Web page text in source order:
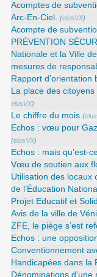
Acomptes de
Arc-En-Ciel. (elusVX)
Acompte de
PRÉVENTION
Nationale et la Ville
mesures de
Rapport d’orientation
La place des
elusVX)
Le chiffre du mois (
Echos : vœu pour
(elusVX)
Echos : mais qu’est-
Vœu de soutien aux
Utilisation des locaux
de l’Éducation
Projet Educatif et
Avis de la ville de
ZFE, le piège s’est
Echos : une
Conventionnement
Handicapées dans la
Dénominations d’une